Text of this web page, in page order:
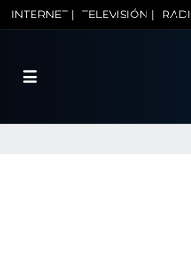
INTERNET | TELEVISIÓN |